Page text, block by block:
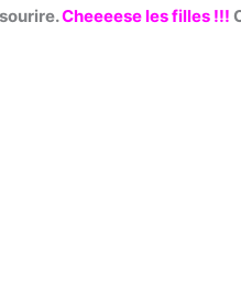
Cheeeese les filles !!!